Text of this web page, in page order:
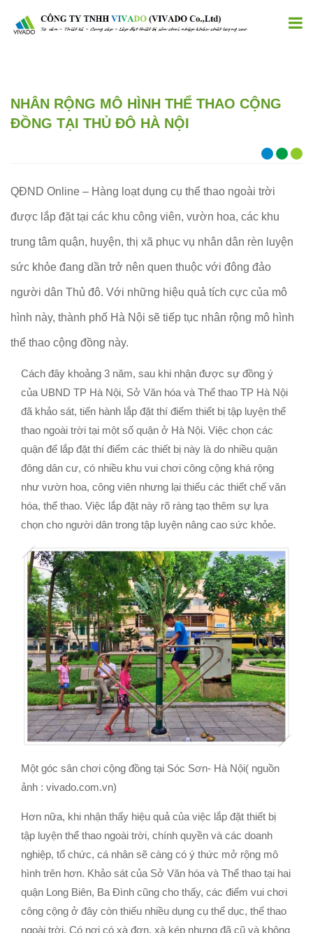
NHÂN RỘNG MÔ HÌNH THỂ THAO CỘNG
ĐỒNG TẠI THỦ ĐÔ HÀ NỘI
QĐND Online – Hàng loạt dụng cụ thể thao ngoài trời
được lắp đặt tại các khu công viên, vườn hoa, các khu
trung tâm quận, huyện, thị xã phục vụ nhân dân rèn luyện
sức khỏe đang dần trở nên quen thuộc với đông đảo
người dân Thủ đô. Với những hiệu quả tích cực của mô
hình này, thành phố Hà Nội sẽ tiếp tục nhân rộng mô hình
thể thao cộng đồng này.
Cách đây khoảng 3 năm, sau khi nhận được sự đồng ý
của UBND TP Hà Nội, Sở Văn hóa và Thể thao TP Hà Nội
đã khảo sát, tiến hành lắp đặt thí điểm thiết bị tập luyện thể
thao ngoài trời tại một số quận ở Hà Nội. Việc chọn các
quận để lắp đặt thí điểm các thiết bị này là do nhiều quận
đông dân cư, có nhiều khu vui chơi công cộng khá rộng
như vườn hoa, công viên nhưng lại thiếu các thiết chế văn
hóa, thể thao. Việc lắp đặt này rõ ràng tạo thêm sự lựa
chọn cho người dân trong tập luyện nâng cao sức khỏe.
Một góc sân chơi cộng đồng tại Sóc Sơn- Hà Nội( nguồn
ảnh : vivado.com.vn)
Hơn nữa, khi nhận thấy hiệu quả của việc lắp đặt thiết bị
tập luyện thể thao ngoài trời, chính quyền và các doanh
nghiệp, tổ chức, cá nhân sẽ càng có ý thức mở rộng mô
hình trên hơn. Khảo sát của Sở Văn hóa và Thể thao tại hai
quận Long Biên, Ba Đình cũng cho thấy, các điểm vui chơi
công cộng ở đây còn thiếu nhiều dụng cụ thể dục, thể thao
ngoài trời. Có nơi có xà đơn, xà kép nhưng đã cũ và không